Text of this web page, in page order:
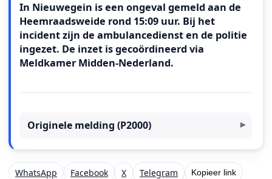
In Nieuwegein is een ongeval gemeld aan de
Heemraadsweide rond 15:09 uur. Bij het
incident zijn de ambulancedienst en de politie
ingezet. De inzet is gecoördineerd via
Meldkamer Midden-Nederland.
Originele melding (P2000)
WhatsApp Facebook X Telegram Kopieer link